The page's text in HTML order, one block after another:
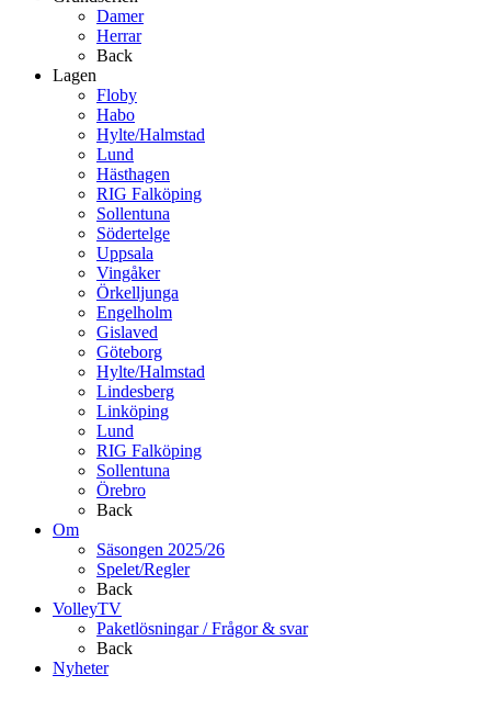
Damer
Herrar
Back
Lagen
Floby
Habo
Hylte/Halmstad
Lund
Hästhagen
RIG Falköping
Sollentuna
Södertelge
Uppsala
Vingåker
Örkelljunga
Engelholm
Gislaved
Göteborg
Hylte/Halmstad
Lindesberg
Linköping
Lund
RIG Falköping
Sollentuna
Örebro
Back
Om
Säsongen 2025/26
Spelet/Regler
Back
VolleyTV
Paketlösningar / Frågor & svar
Back
Nyheter